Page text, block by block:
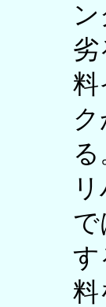
劣
料
す
料